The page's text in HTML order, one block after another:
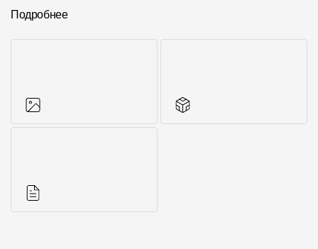
Подробнее